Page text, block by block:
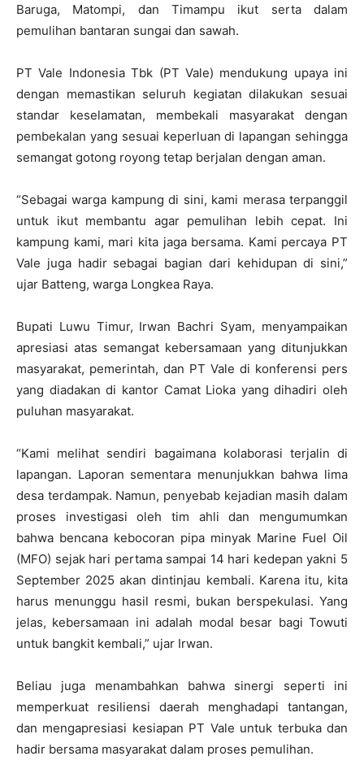
Baruga, Matompi, dan Timampu ikut serta dalam
pemulihan bantaran sungai dan sawah.
PT Vale Indonesia Tbk (PT Vale) mendukung upaya ini
dengan memastikan seluruh kegiatan dilakukan sesuai
standar keselamatan, membekali masyarakat dengan
pembekalan yang sesuai keperluan di lapangan sehingga
semangat gotong royong tetap berjalan dengan aman.
“Sebagai warga kampung di sini, kami merasa terpanggil
untuk ikut membantu agar pemulihan lebih cepat. Ini
kampung kami, mari kita jaga bersama. Kami percaya PT
Vale juga hadir sebagai bagian dari kehidupan di sini,”
ujar Batteng, warga Longkea Raya.
Bupati Luwu Timur, Irwan Bachri Syam, menyampaikan
apresiasi atas semangat kebersamaan yang ditunjukkan
masyarakat, pemerintah, dan PT Vale di konferensi pers
yang diadakan di kantor Camat Lioka yang dihadiri oleh
puluhan masyarakat.
“Kami melihat sendiri bagaimana kolaborasi terjalin di
lapangan. Laporan sementara menunjukkan bahwa lima
desa terdampak. Namun, penyebab kejadian masih dalam
proses investigasi oleh tim ahli dan mengumumkan
bahwa bencana kebocoran pipa minyak Marine Fuel Oil
(MFO) sejak hari pertama sampai 14 hari kedepan yakni 5
September 2025 akan dintinjau kembali. Karena itu, kita
harus menunggu hasil resmi, bukan berspekulasi. Yang
jelas, kebersamaan ini adalah modal besar bagi Towuti
untuk bangkit kembali,” ujar Irwan.
Beliau juga menambahkan bahwa sinergi seperti ini
memperkuat resiliensi daerah menghadapi tantangan,
dan mengapresiasi kesiapan PT Vale untuk terbuka dan
hadir bersama masyarakat dalam proses pemulihan.